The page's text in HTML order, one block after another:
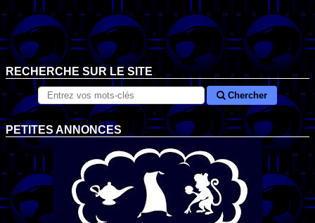
RECHERCHE SUR LE SITE
Chercher
PETITES ANNONCES